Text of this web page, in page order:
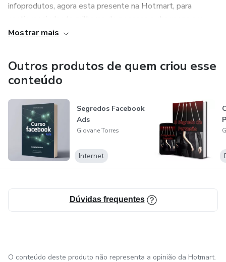
infoprodutos, agora esta presente na Hotmart, para
primeiro milhão, e adquirir sua tão sonha independência
ebooks e conteúdo de ajuda financeira, sobre Marketing
Digital e técnicas de persuasão .
Mostrar mais
Outros produtos de quem criou esse
conteúdo
Segredos Facebook
Ads
Giovane Torres
Internet
Dúvidas frequentes
O conteúdo deste produto não representa a opinião da Hotmart.